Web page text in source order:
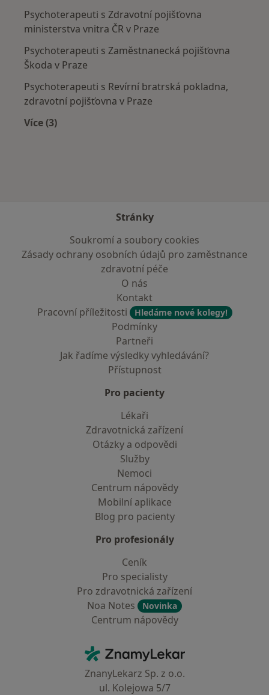
Psychoterapeuti s Zdravotní pojišťovna
ministerstva vnitra ČR v Praze
Psychoterapeuti s Zaměstnanecká pojišťovna
Škoda v Praze
Psychoterapeuti s Revírní bratrská pokladna,
zdravotní pojišťovna v Praze
Více (3)
Stránky
Soukromí a soubory cookies
Zásady ochrany osobních údajů pro zaměstnance
zdravotní péče
O nás
Kontakt
Pracovní příležitosti
Hledáme nové kolegy!
Podmínky
Partneři
Jak řadíme výsledky vyhledávání?
Přístupnost
Pro pacienty
Lékaři
Zdravotnická zařízení
Otázky a odpovědi
Služby
Nemoci
Centrum nápovědy
Mobilní aplikace
Blog pro pacienty
Pro profesionály
Ceník
Pro specialisty
Pro zdravotnická zařízení
Noa Notes
Novinka
Centrum nápovědy
ZnamyLekar - Hlavní stránka
ZnanyLekarz Sp. z o.o.
ul. Kolejowa 5/7